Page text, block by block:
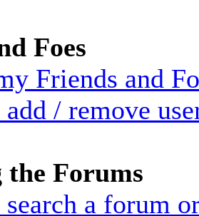
Foes
Friends and
/ remove
the Forums
a forum